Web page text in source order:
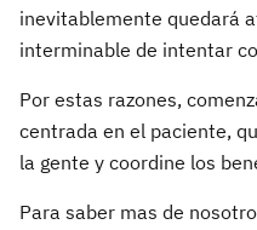
inevitablemente quedará
interminable de intentar
Por estas razones,
centrada en el paciente,
la gente y coordine los
Para saber mas de